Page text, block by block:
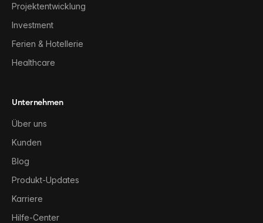
Projektentwicklung
Investment
Ferien & Hotellerie
Healthcare
Unternehmen
Über uns
Kunden
Blog
Produkt-Updates
Karriere
Hilfe-Center